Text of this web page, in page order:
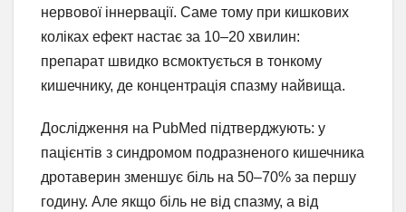
нервової іннервації. Саме тому при кишкових
коліках ефект настає за 10–20 хвилин:
препарат швидко всмоктується в тонкому
кишечнику, де концентрація спазму найвища.
Дослідження на PubMed підтверджують: у
пацієнтів з синдромом подразненого кишечника
дротаверин зменшує біль на 50–70% за першу
годину. Але якщо біль не від спазму, а від